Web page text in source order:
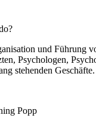
und Führung
Psychologen,
stehenden Geschäfte.
Popp